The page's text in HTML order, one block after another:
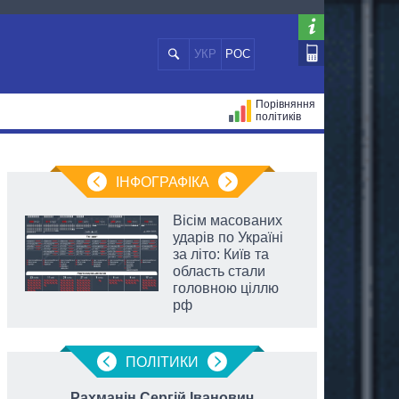
УКР РОС
Порівняння
політиків
ІНФОГРАФІКА
Вісім масованих
ударів по Україні
за літо: Київ та
область стали
головною ціллю
рф
ПОЛIТИКИ